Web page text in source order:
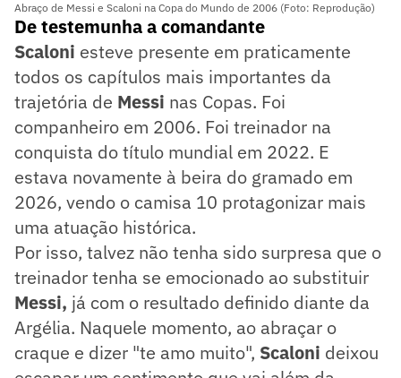
Abraço de Messi e Scaloni na Copa do Mundo de 2006 (Foto: Reprodução)
De testemunha a comandante
Scaloni esteve presente em praticamente
todos os capítulos mais importantes da
trajetória de Messi nas Copas. Foi
companheiro em 2006. Foi treinador na
conquista do título mundial em 2022. E
estava novamente à beira do gramado em
2026, vendo o camisa 10 protagonizar mais
uma atuação histórica.
Por isso, talvez não tenha sido surpresa que o
treinador tenha se emocionado ao substituir
Messi, já com o resultado definido diante da
Argélia. Naquele momento, ao abraçar o
craque e dizer "te amo muito", Scaloni deixou